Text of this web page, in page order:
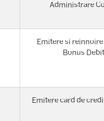
Administrare
Emitere si
Bonus
Emitere card de